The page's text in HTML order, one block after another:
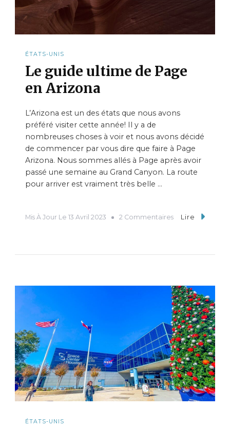
ÉTATS-UNIS
Le guide ultime de Page
en Arizona
L’Arizona est un des états que nous avons
préféré visiter cette année! Il y a de
nombreuses choses à voir et nous avons décidé
de commencer par vous dire que faire à Page
Arizona. Nous sommes allés à Page après avoir
passé une semaine au Grand Canyon. La route
pour arriver est vraiment très belle …
Mis À Jour Le 13 Avril 2023 2 Commentaires Lire
ÉTATS-UNIS